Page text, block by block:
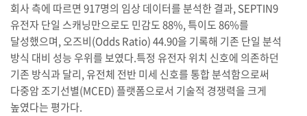
회사 측에 따르면 917명의 임상 데이터를 분석한 결과, SEPTIN9
유전자 단일 스캐닝만으로도 민감도 88%, 특이도 86%를
달성했으며, 오즈비(Odds Ratio) 44.90을 기록해 기존 단일 분석
방식 대비 성능 우위를 보였다.특정 유전자 위치 신호에 의존하던
기존 방식과 달리, 유전체 전반 미세 신호를 통합 분석함으로써
다중암 조기선별(MCED) 플랫폼으로서 기술적 경쟁력을 크게
높였다는 평가다.